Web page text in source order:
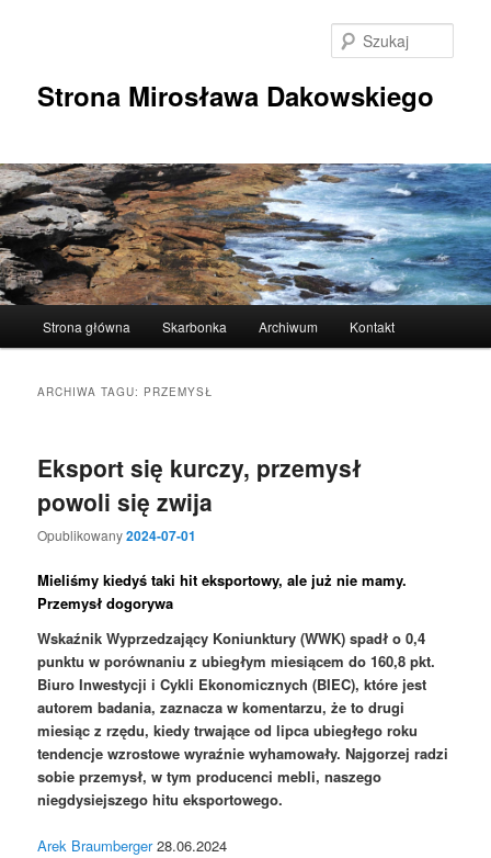
Strona Mirosława Dakowskiego
Strona główna Skarbonka Archiwum Kontakt
ARCHIWA TAGU: PRZEMYSŁ
Eksport się kurczy, przemysł
powoli się zwija
Opublikowany2024-07-01
Mieliśmy kiedyś taki hit eksportowy, ale już nie mamy.
Przemysł dogorywa
Wskaźnik Wyprzedzający Koniunktury (WWK) spadł o 0,4
punktu w porównaniu z ubiegłym miesiącem do 160,8 pkt.
Biuro Inwestycji i Cykli Ekonomicznych (BIEC), które jest
autorem badania, zaznacza w komentarzu, że to drugi
miesiąc z rzędu, kiedy trwające od lipca ubiegłego roku
tendencje wzrostowe wyraźnie wyhamowały. Najgorzej radzi
sobie przemysł, w tym producenci mebli, naszego
niegdysiejszego hitu eksportowego.
Arek Braumberger28.06.2024